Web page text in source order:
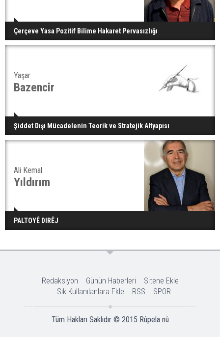
Çerçeve Yasa Pozitif Bilime Hakaret Pervasızlığı
Yaşar
Bazencir
Şiddet Dışı Mücadelenin Teorik ve Stratejik Altyapısı
Ali Kemal
Yıldırım
PALTOYÊ DIRÊJ
Redaksiyon Günün Haberleri
Sitene Ekle
Sık Kullanılanlara Ekle
RSS SPOR
Tüm Hakları Saklıdır © 2015 Rûpela nû